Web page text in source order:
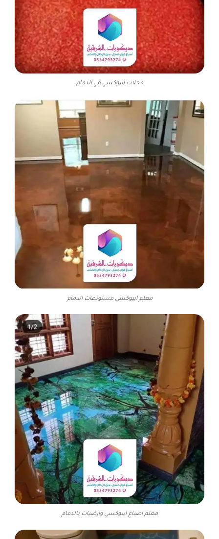
محلات ايبوكسي في الدمام
معلم ايبوكسي مستودعات الدمام
معلم اصباغ ايبوكسي وارضيات بالدمام